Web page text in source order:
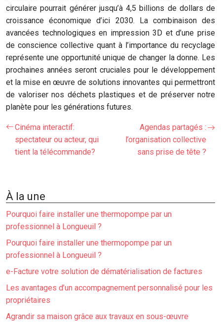
circulaire pourrait générer jusqu’à 4,5 billions de dollars de
croissance économique d’ici 2030. La combinaison des
avancées technologiques en impression 3D et d’une prise
de conscience collective quant à l’importance du recyclage
représente une opportunité unique de changer la donne. Les
prochaines années seront cruciales pour le développement
et la mise en œuvre de solutions innovantes qui permettront
de valoriser nos déchets plastiques et de préserver notre
planète pour les générations futures.
Cinéma interactif:
spectateur ou acteur, qui
tient la télécommande?
Agendas partagés :
l’organisation collective
sans prise de tête ?
À la une
Pourquoi faire installer une thermopompe par un
professionnel à Longueuil ?
Pourquoi faire installer une thermopompe par un
professionnel à Longueuil ?
e-Facture votre solution de dématérialisation de factures
Les avantages d’un accompagnement personnalisé pour les
propriétaires
Agrandir sa maison grâce aux travaux en sous-œuvre